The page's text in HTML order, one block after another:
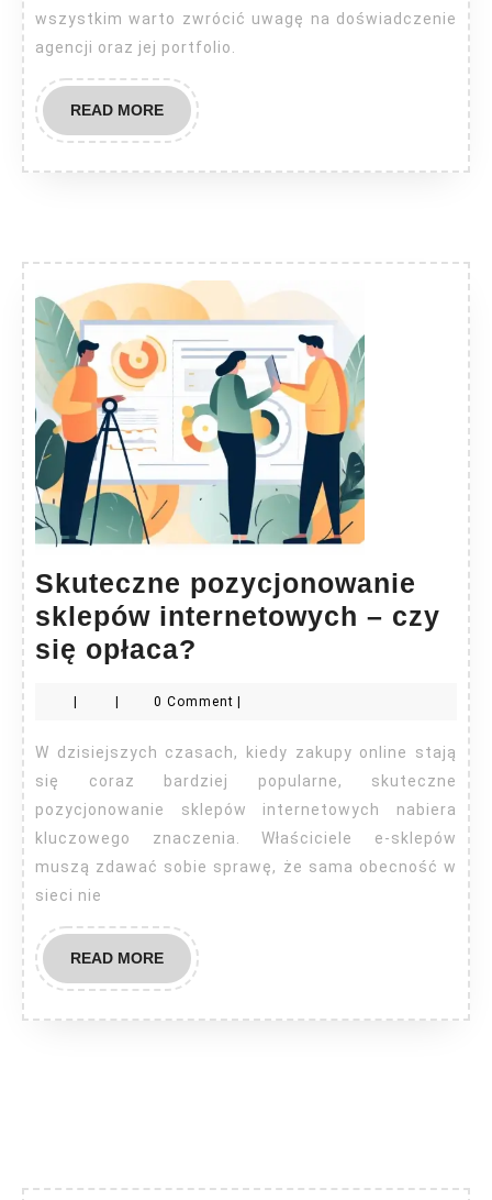
wszystkim warto zwrócić uwagę na doświadczenie
agencji oraz jej portfolio.
READ MOREREAD
MORE
Skuteczne pozycjonowanie
sklepów internetowych – czy
się opłaca?
sklepów
internetowych
–
czy
się
opłaca?
0 Comment
W dzisiejszych czasach, kiedy zakupy online stają
się coraz bardziej popularne, skuteczne
pozycjonowanie sklepów internetowych nabiera
kluczowego znaczenia. Właściciele e-sklepów
muszą zdawać sobie sprawę, że sama obecność w
sieci nie
READ MOREREAD
MORE